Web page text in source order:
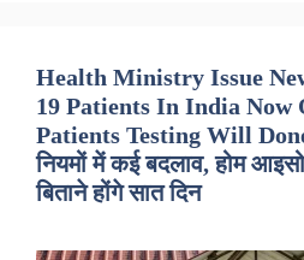
Health Ministry Issue
19 Patients In India Now
Patients Testing Will
नियमों में कई बदलाव, होम
बिताने होंगे सात दिन